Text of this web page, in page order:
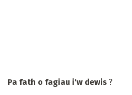
Pa fath o fagiau i'w dewis ?